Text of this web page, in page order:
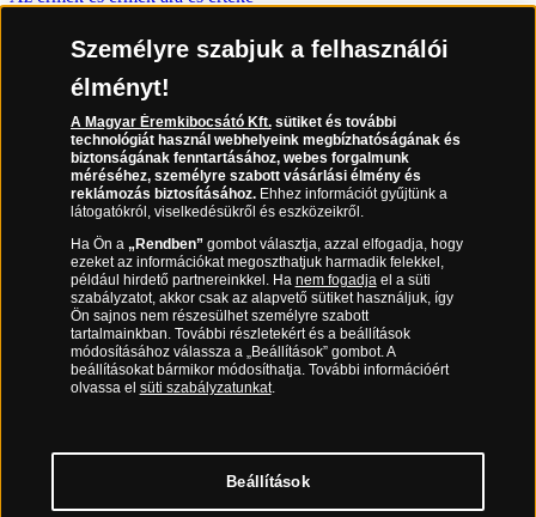
Gyakran ismételt kérdések
Adatkezelés
06 80 888 889
(díjmentesen hívható hétfőtől csütörtökig 9.00 és 17.00 óra között,
péntekenként 9.00 és 15.00 óra között)
Magyar Éremkibocsátó Kft. 1134 Budapest, Váci út 33.
Cégjegyzékszám: 01-09-957944, Adószám: 23275395-2-41 A
Társaság a Magyar Kereskedelmi Engedélyezési Hivatal
Személyre szabjuk a felhasználói
élményt!
A Magyar Éremkibocsátó Kft.sütiket és további
technológiát használ webhelyeink megbízhatóságának és
biztonságának fenntartásához, webes forgalmunk
méréséhez, személyre szabott vásárlási élmény és
reklámozás biztosításához.Ehhez információt gyűjtünk a
látogatókról, viselkedésükről és eszközeikről.
Ha Ön a „Rendben”gombot választja, azzal elfogadja, hogy
ezeket az információkat megoszthatjuk harmadik felekkel,
például hirdető partnereinkkel. Ha nem fogadjael a süti
szabályzatot, akkor csak az alapvető sütiket használjuk, így
Ön sajnos nem részesülhet személyre szabott
tartalmainkban. További részletekért és a beállítások
módosításához válassza a „Beállítások” gombot. A
beállításokat bármikor módosíthatja. További információért
olvassa el süti szabályzatunkat.
Beállítások